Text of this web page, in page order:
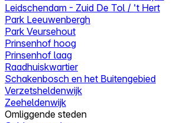
Leidschendam - Zuid De Tol / 't Hert
Park Leeuwenbergh
Park Veursehout
Prinsenhof hoog
Prinsenhof laag
Raadhuiskwartier
Schakenbosch en het Buitengebied
Verzetsheldenwijk
Zeeheldenwijk
Omliggende steden